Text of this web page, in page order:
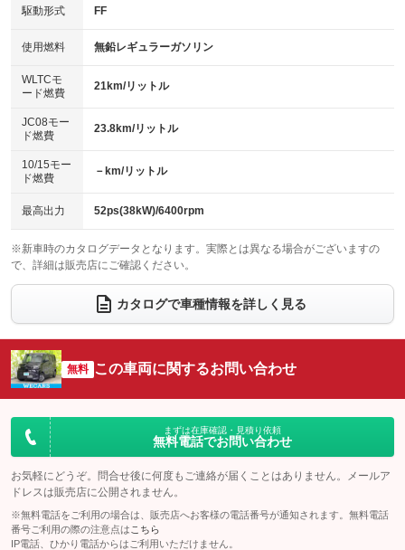
USB入力端子
：装備なし
100V電源
：装備なし
センターデフロック
：装備なし
電動格納ミラー
：装備あり
HID(キセノンライト)
：装備なし
バックカメラ
：装備なし
エアロ
：装備なし
：装備なし
パワーシート
ベンチシート
：装備なし
チップアップシート
：装備なし
：装備なし ：装備なし
ウォークスルー
：装備なし
電動リアゲート フロントカメラ
：装備なし
：装備なし ：装備あり
サイドカメラ
：装備なし ルーフレール
：装備なし
：装備なし
：装備なし
駆動形式 FF
使用燃料 無鉛レギュラーガソリン
WLTCモ
ード燃費
21km/リットル
JC08モー
ド燃費
23.8km/リットル
10/15モー
ド燃費
－km/リットル
最高出力 52ps(38kW)/6400rpm
※新車時のカタログデータとなります。実際とは異なる場合がございますの
で、詳細は販売店にご確認ください。
カタログで車種情報を詳しく見る
無料 この車両に関するお問い合わせ
まずは在庫確認・見積り依頼
無料電話でお問い合わせ
お気軽にどうぞ。問合せ後に何度もご連絡が届くことはありません。メールア
ドレスは販売店に公開されません。
※無料電話をご利用の場合は、販売店へお客様の電話番号が通知されます。無料電話
番号ご利用の際の注意点は こちら
IP電話、ひかり電話からはご利用いただけません。